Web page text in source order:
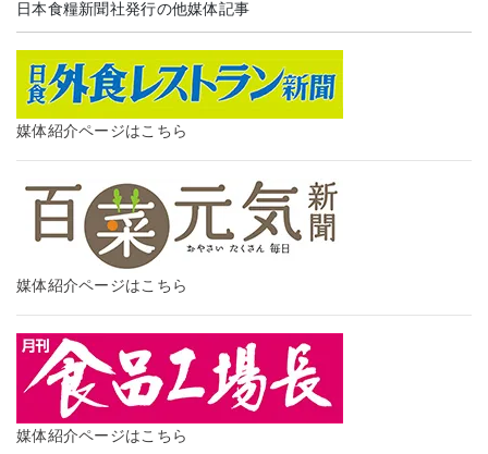
日本食糧新聞社発行の他媒体記事
媒体紹介ページはこちら
媒体紹介ページはこちら
媒体紹介ページはこちら